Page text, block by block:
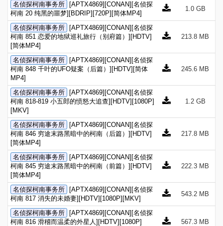
名侦探柯南事务所
[APTX4869][CONAN][名侦探
柯南 20 纯黑的噩梦][BDRIP][720P][简体MP4]
1.0 GB
名侦探柯南事务所
[APTX4869][CONAN][名侦探
柯南 851 恋爱的地狱巡礼旅行（别府篇）][HDTV]
[简体MP4]
213.8 MB
名侦探柯南事务所
[APTX4869][CONAN][名侦探
柯南 848 千叶的UFO疑案（后篇）][HDTV][简体
MP4]
245.6 MB
名侦探柯南事务所
[APTX4869][CONAN][名侦探
柯南 818-819 小五郎的愤怒大追查][HDTV][1080P]
[MKV]
1.2 GB
名侦探柯南事务所
[APTX4869][CONAN][名侦探
柯南 846 穷途末路黑暗中的柯南（后篇）][HDTV]
[简体MP4]
217.8 MB
名侦探柯南事务所
[APTX4869][CONAN][名侦探
柯南 845 穷途末路黑暗中的柯南（前篇）][HDTV]
[简体MP4]
222.3 MB
名侦探柯南事务所
[APTX4869][CONAN][名侦探
柯南 817 消失的未婚妻][HDTV][1080P][MKV]
543.2 MB
名侦探柯南事务所
[APTX4869][CONAN][名侦探
柯南 816 滑稽而温柔的外星人][HDTV][1080P]
567.3 MB